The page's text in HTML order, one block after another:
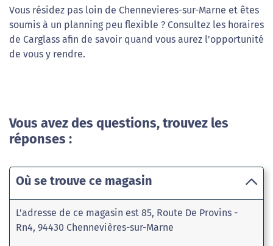
Vous résidez pas loin de Chennevieres-sur-Marne et êtes
soumis à un planning peu flexible ? Consultez les horaires
de Carglass afin de savoir quand vous aurez l'opportunité
de vous y rendre.
Vous avez des questions, trouvez les
réponses :
Où se trouve ce magasin
L'adresse de ce magasin est 85, Route De Provins -
Rn4, 94430 Chennevières-sur-Marne